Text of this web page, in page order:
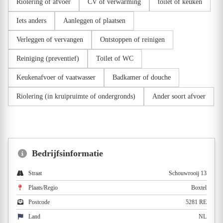
Riolering of afvoer CV of verwarming toilet of keuken
Iets anders Aanleggen of plaatsen
Verleggen of vervangen Ontstoppen of reinigen
Reiniging (preventief) Toilet of WC
Keukenafvoer of vaatwasser Badkamer of douche
Riolering (in kruipruimte of ondergronds) Ander soort afvoer
Bedrijfsinformatie
Straat Schouwrooij 13
Plaats/Regio Boxtel
Postcode 5281 RE
Land NL